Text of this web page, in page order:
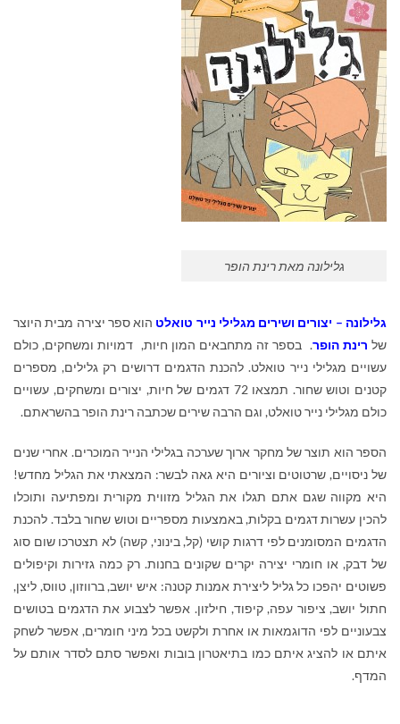
גלילונה מאת רינת הופר
גלילונה – יצורים ושירים מגלילי נייר טואלט הוא ספר יצירה מבית היוצר
של רינת הופר. בספר זה מתחבאים המון חיות, דמויות ומשחקים, כולם
עשויים מגלילי נייר טואלט. להכנת הדגמים דרושים רק גלילים, מספרים
קטנים וטוש שחור.
תמצאו 72 דגמים של חיות, יצורים ומשחקים, עשויים
כולם מגלילי נייר טואלט, וגם הרבה שירים שכתבה רינת הופר בהשראתם.
הספר הוא תוצר של מחקר ארוך שערכה בגלילי הנייר המוכרים. אחרי שנים
של ניסויים, שרטוטים וציורים היא גאה לבשר: המצאתי את הגליל מחדש!
היא מקווה שגם אתם תגלו את הגליל מזווית מקורית ומפתיעה ותוכלו
להכין עשרות דגמים בקלות, באמצעות מספריים וטוש שחור בלבד. להכנת
הדגמים המסומנים לפי דרגות קושי (קל, בינוני, קשה) לא תצטרכו שום סוג
של דבק, או חומרי יצירה יקרים שקונים בחנות. רק כמה גזירות וקיפולים
פשוטים יהפכו כל גליל ליצירת אמנות קטנה: איש יושב, ברווזון, טווס, ליצן,
חתול יושב, ציפור עפה, קיפוד, חילזון. אפשר לצבוע את הדגמים בטושים
צבעוניים לפי הדוגמאות או אחרת ולקשט בכל מיני חומרים, אפשר לשחק
איתם או להציג איתם כמו בתיאטרון בובות ואפשר סתם לסדר אותם על
המדף.